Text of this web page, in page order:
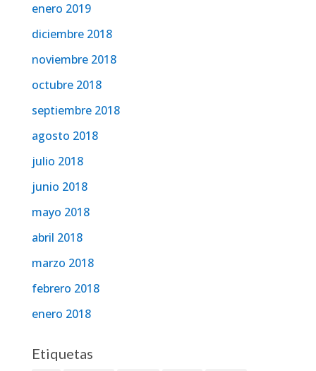
enero 2019
diciembre 2018
noviembre 2018
octubre 2018
septiembre 2018
agosto 2018
julio 2018
junio 2018
mayo 2018
abril 2018
marzo 2018
febrero 2018
enero 2018
Etiquetas